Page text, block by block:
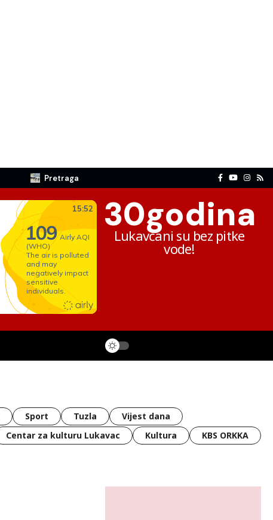
Pretraga
30godina
Lukavčani su bez pitke
vode!
Sport Tuzla
Vijest dana
Centar za kulturu Lukavac Kultura
KBS ORKKA